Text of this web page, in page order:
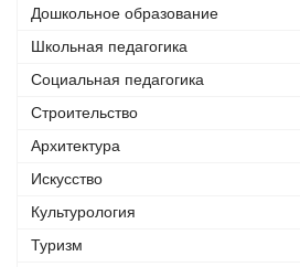
Дошкольное образование
Школьная педагогика
Социальная педагогика
Строительство
Архитектура
Искусство
Культурология
Туризм